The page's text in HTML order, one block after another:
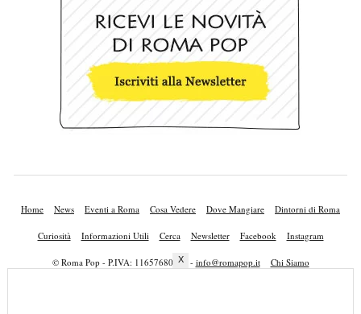
Home News Eventi a Roma Cosa Vedere Dove Mangiare Dintorni di Roma
Curiosità Informazioni Utili Cerca Newsletter Facebook Instagram
© Roma Pop - P.IVA: 11657680010 - info@romapop.it Chi Siamo
X